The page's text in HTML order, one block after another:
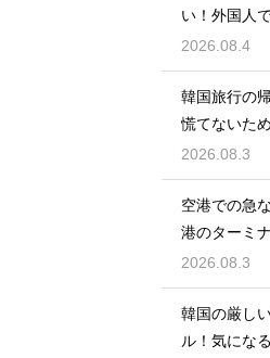
い！外国人
るアプリ
2026.08.4
韓国旅行の
慌てないた
い計算
2026.08.3
空港での急
港のターミ
時間
2026.08.3
韓国の厳し
ル！気にな